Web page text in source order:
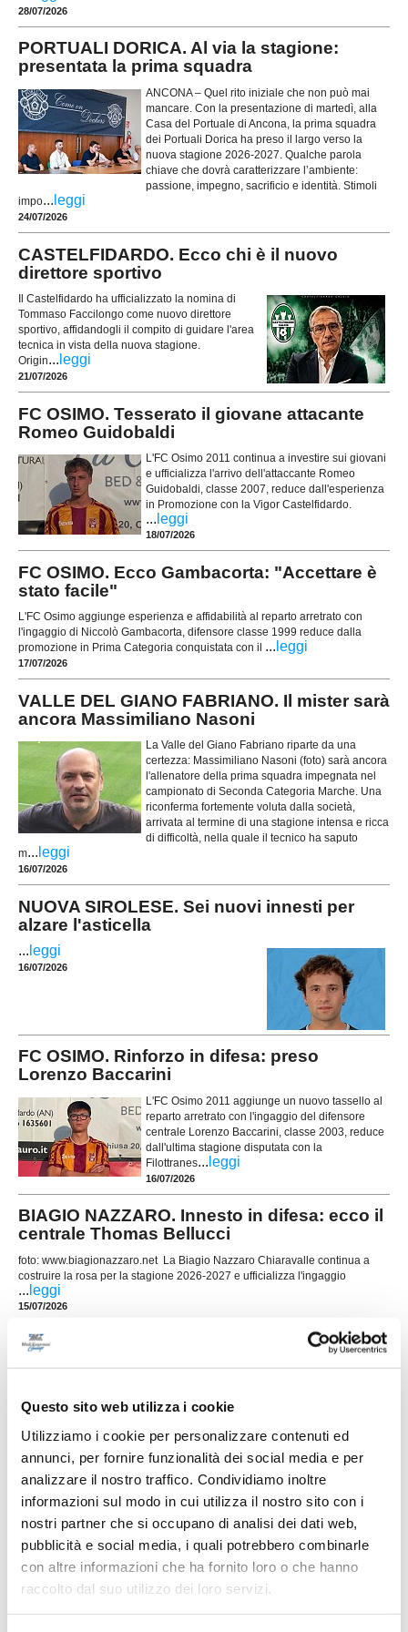
Questo sito web utilizza i cookie
Utilizziamo i cookie per personalizzare contenuti ed
annunci, per fornire funzionalità dei social media e per
analizzare il nostro traffico. Condividiamo inoltre
informazioni sul modo in cui utilizza il nostro sito con i
nostri partner che si occupano di analisi dei dati web,
pubblicità e social media, i quali potrebbero combinarle
con altre informazioni che ha fornito loro o che hanno
raccolto dal suo utilizzo dei loro servizi.
28/07/2026
PORTUALI DORICA. Al via la stagione:
presentata la prima squadra
ANCONA – Quel rito iniziale che non può mai
mancare. Con la presentazione di martedì, alla
Casa del Portuale di Ancona, la prima squadra
dei Portuali Dorica ha preso il largo verso la
nuova stagione 2026-2027. Qualche parola
chiave che dovrà caratterizzare l’ambiente:
passione, impegno, sacrificio e identità. Stimoli
impo... leggi
24/07/2026
CASTELFIDARDO. Ecco chi è il nuovo
direttore sportivo
Il Castelfidardo ha ufficializzato la nomina di
Tommaso Faccilongo come nuovo direttore
sportivo, affidandogli il compito di guidare l'area
tecnica in vista della nuova stagione.
Origin... leggi
21/07/2026
FC OSIMO. Tesserato il giovane attacante
Romeo Guidobaldi
L'FC Osimo 2011 continua a investire sui giovani
e ufficializza l'arrivo dell'attaccante Romeo
Guidobaldi, classe 2007, reduce dall'esperienza
in Promozione con la Vigor Castelfidardo.
... leggi
18/07/2026
FC OSIMO. Ecco Gambacorta: "Accettare è
stato facile"
L'FC Osimo aggiunge esperienza e affidabilità al reparto arretrato con
l'ingaggio di Niccolò Gambacorta, difensore classe 1999 reduce dalla
promozione in Prima Categoria conquistata con il ... leggi
17/07/2026
VALLE DEL GIANO FABRIANO. Il mister sarà
ancora Massimiliano Nasoni
La Valle del Giano Fabriano riparte da una
certezza: Massimiliano Nasoni (foto) sarà ancora
l'allenatore della prima squadra impegnata nel
campionato di Seconda Categoria Marche. Una
riconferma fortemente voluta dalla società,
arrivata al termine di una stagione intensa e ricca
di difficoltà, nella quale il tecnico ha saputo
m... leggi
16/07/2026
NUOVA SIROLESE. Sei nuovi innesti per
alzare l'asticella
... leggi
16/07/2026
FC OSIMO. Rinforzo in difesa: preso
Lorenzo Baccarini
L'FC Osimo 2011 aggiunge un nuovo tassello al
reparto arretrato con l'ingaggio del difensore
centrale Lorenzo Baccarini, classe 2003, reduce
dall'ultima stagione disputata con la
Filottranes... leggi
16/07/2026
BIAGIO NAZZARO. Innesto in difesa: ecco il
centrale Thomas Bellucci
foto: www.biagionazzaro.net La Biagio Nazzaro Chiaravalle continua a
costruire la rosa per la stagione 2026-2027 e ufficializza l'ingaggio
... leggi
15/07/2026
SAMPAOLESE cala il poker: esperienza e
della prossima stagione, rinforzando tutti i reparti
di esperienza. In attacco arriva Giuseppe Di
Cat
leggi
15/07/2026
LEONESSA MONTORO. Tanti volti nuovi per
mister Santinelli
La Leonessa Montoro è molto attiva sul mercato e
presenta i primi acquisti in vista della prossima
costruito una rosa che unisce giovani di